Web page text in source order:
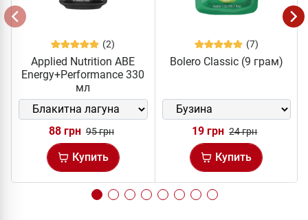
(2)
Applied Nutrition ABE
Energy+Performance 330
мл
88 грн 95 грн
Купить
(7)
Bolero Classic (9 грам)
19 грн 24 грн
Купить